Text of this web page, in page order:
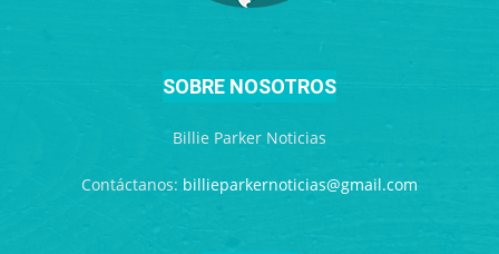
SOBRE NOSOTROS
Billie Parker Noticias
Contáctanos: billieparkernoticias@gmail.com